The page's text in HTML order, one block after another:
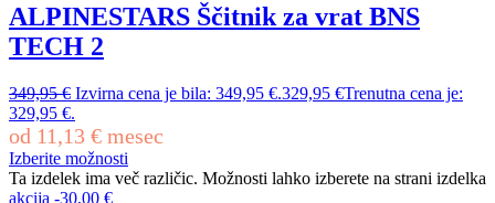
ALPINESTARS Ščitnik za vrat BNS
TECH 2
349,95€ Izvirna cena je bila: 349,95 €.329,95 €Trenutna cena je:
329,95 €.
od 11,13 € mesec
Izberite možnosti
Ta izdelek ima več različic. Možnosti lahko izberete na strani izdelka
akcija -30,00 €